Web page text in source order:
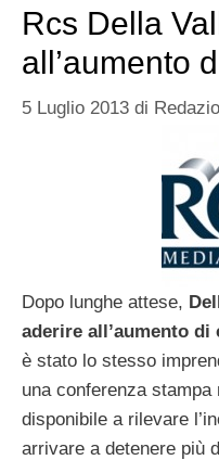
Rcs Della
all’aumento
5 Luglio 2013 di
Dopo lunghe attese,
aderire all’aumento di
è stato lo stesso
una conferenza
disponibile a rilevare
arrivare a detenere più